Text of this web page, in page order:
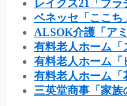
レイクス21「プラ
ベネッセ「ここち
ALSOK介護「アミ
有料老人ホーム「
有料老人ホーム「
有料老人ホーム「
三英堂商事「家族